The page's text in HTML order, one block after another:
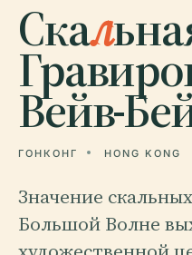
Скал
Вейв-
ГОНКОНГ HONG KONG
Значение
Большой Волне